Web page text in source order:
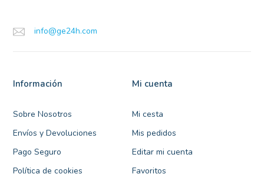
info@ge24h.com
Información
Sobre Nosotros
Envíos y Devoluciones
Pago Seguro
Política de cookies
Mi cuenta
Mi cesta
Mis pedidos
Editar mi cuenta
Favoritos